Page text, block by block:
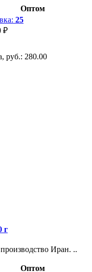
Оптом
25
₽
руб.: 280.00
г
Иран. ..
Оптом